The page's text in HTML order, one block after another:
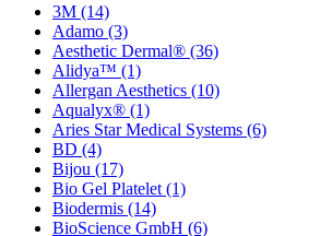
3M (14)
Adamo (3)
Aesthetic Dermal® (36)
Alidya™ (1)
Allergan Aesthetics (10)
Aqualyx® (1)
Aries Star Medical Systems (6)
BD (4)
Bijou (17)
Bio Gel Platelet (1)
Biodermis (14)
BioScience GmbH (6)